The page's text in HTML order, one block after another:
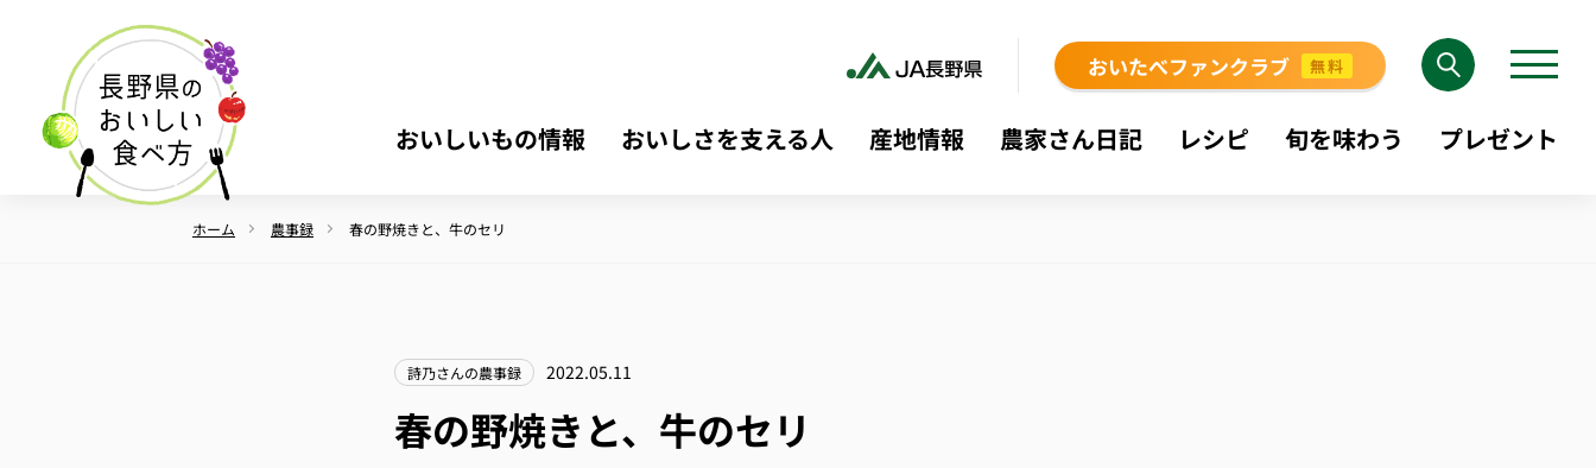
おいたべファンクラブ 無料
おいしいもの情報 おいしさを支える人 産地情報 農家さん日記 レシピ 旬を味わう プレゼント
ホーム 農事録 春の野焼きと、牛のセリ
詩乃さんの農事録 2022.05.11
春の野焼きと、牛のセリ